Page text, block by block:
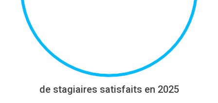
de stagiaires satisfaits en 2025